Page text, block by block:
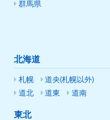
群馬県
北海道
札幌
道央(札幌以外)
道北
道東 道南
東北